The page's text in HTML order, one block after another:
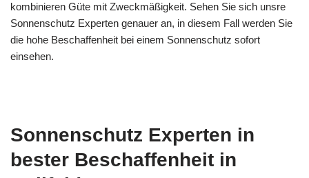
kombinieren Güte mit Zweckmäßigkeit. Sehen Sie sich unsre
Sonnenschutz Experten genauer an, in diesem Fall werden Sie
die hohe Beschaffenheit bei einem Sonnenschutz sofort
einsehen.
Sonnenschutz Experten in
bester Beschaffenheit in